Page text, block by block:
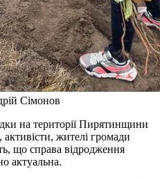
Сімонов
на території Пирятинщини
жителі громади
що справа відродження
актуальна.